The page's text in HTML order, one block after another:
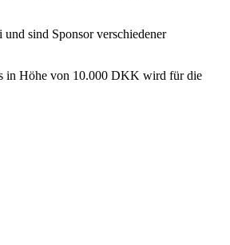
sind Sponsor verschiedener
in Höhe von 10.000 DKK wird für die